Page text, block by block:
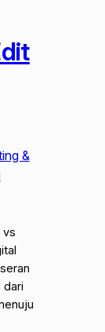
&
vs
dari